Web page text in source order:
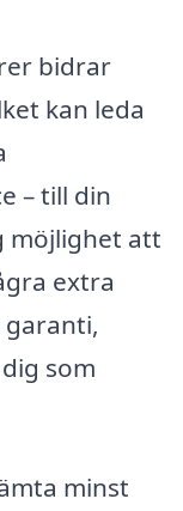
bidrar
kan leda
– till din
möjlighet att
extra
som
minst